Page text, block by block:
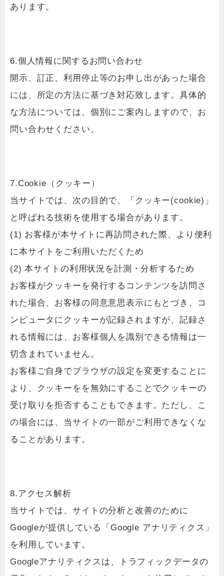
あります。
6.個人情報に関するお問い合わせ
開示、訂正、利用停止等のお申し出があった場合
には、所定の方法に基づき対応致します。具体的
な方法については、個別にご案内しますので、お
問い合わせください。
7.Cookie（クッキー）
当サイトでは、次の目的で、「クッキー(cookie)」
と呼ばれる技術を使用する場合があります。
(1) お客様が本サイトに再訪問された際、より便利
に本サイトをご利用いただくため
(2) 本サイトの利用状況を計測・分析するため
お客様がクッキーを発行するコンテンツを訪問さ
れた場合、お客様の同意意思表示にもとづき、コ
ンピュータにクッキーが記録されますが、記録さ
れる情報には、お客様個人を識別できる情報は一
切含まれていません。
お客様ご自身でブラウザの設定を変更することに
より、クッキーをを無効にすることでクッキーの
受け取りを拒否することもできます。ただし、こ
の場合には、当サイトの一部がご利用できなくな
ることがあります。
8.アクセス解析
当サイトでは、サイトの分析と改善のために
Googleが提供している「Google アナリティクス」
を利用しています。
Googleアナリティクスは、トラフィックデータの